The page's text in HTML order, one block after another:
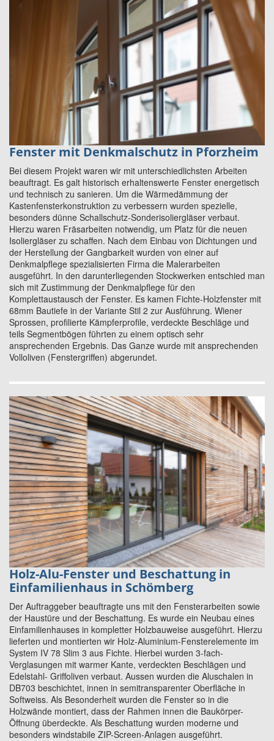
Fenster mit Denkmalschutz in Pforzheim
Bei diesem Projekt waren wir mit unterschiedlichsten Arbeiten
beauftragt. Es galt historisch erhaltenswerte Fenster energetisch
und technisch zu sanieren. Um die Wärmedämmung der
Kastenfensterkonstruktion zu verbessern wurden spezielle,
besonders dünne Schallschutz-Sonderisoliergläser verbaut.
Hierzu waren Fräsarbeiten notwendig, um Platz für die neuen
Isoliergläser zu schaffen. Nach dem Einbau von Dichtungen und
der Herstellung der Gangbarkeit wurden von einer auf
Denkmalpflege spezialisierten Firma die Malerarbeiten
ausgeführt. In den darunterliegenden Stockwerken entschied man
sich mit Zustimmung der Denkmalpflege für den
Komplettaustausch der Fenster. Es kamen Fichte-Holzfenster mit
68mm Bautiefe in der Variante Stil 2 zur Ausführung. Wiener
Sprossen, profilierte Kämpferprofile, verdeckte Beschläge und
teils Segmentbögen führten zu einem optisch sehr
ansprechenden Ergebnis. Das Ganze wurde mit ansprechenden
Volloliven (Fenstergriffen) abgerundet.
Holz-Alu-Fenster und Beschattung in
Einfamilienhaus in Schömberg
Der Auftraggeber beauftragte uns mit den Fensterarbeiten sowie
der Haustüre und der Beschattung. Es wurde ein Neubau eines
Einfamilienhauses in kompletter Holzbauweise ausgeführt. Hierzu
lieferten und montierten wir Holz-Aluminium-Fensterelemente im
System IV 78 Slim 3 aus Fichte. Hierbei wurden 3-fach-
Verglasungen mit warmer Kante, verdeckten Beschlägen und
Edelstahl- Griffoliven verbaut. Aussen wurden die Aluschalen in
DB703 beschichtet, innen in semitransparenter Oberfläche in
Softweiss. Als Besonderheit wurden die Fenster so in die
Holzwände montiert, dass der Rahmen innen die Baukörper-
Öffnung überdeckte. Als Beschattung wurden moderne und
besonders windstabile ZIP-Screen-Anlagen ausgeführt.